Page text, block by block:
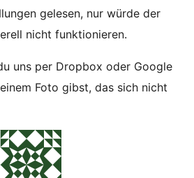
gelesen, nur würde der
nicht funktionieren.
uns per Dropbox oder Google
Foto gibst, das sich nicht